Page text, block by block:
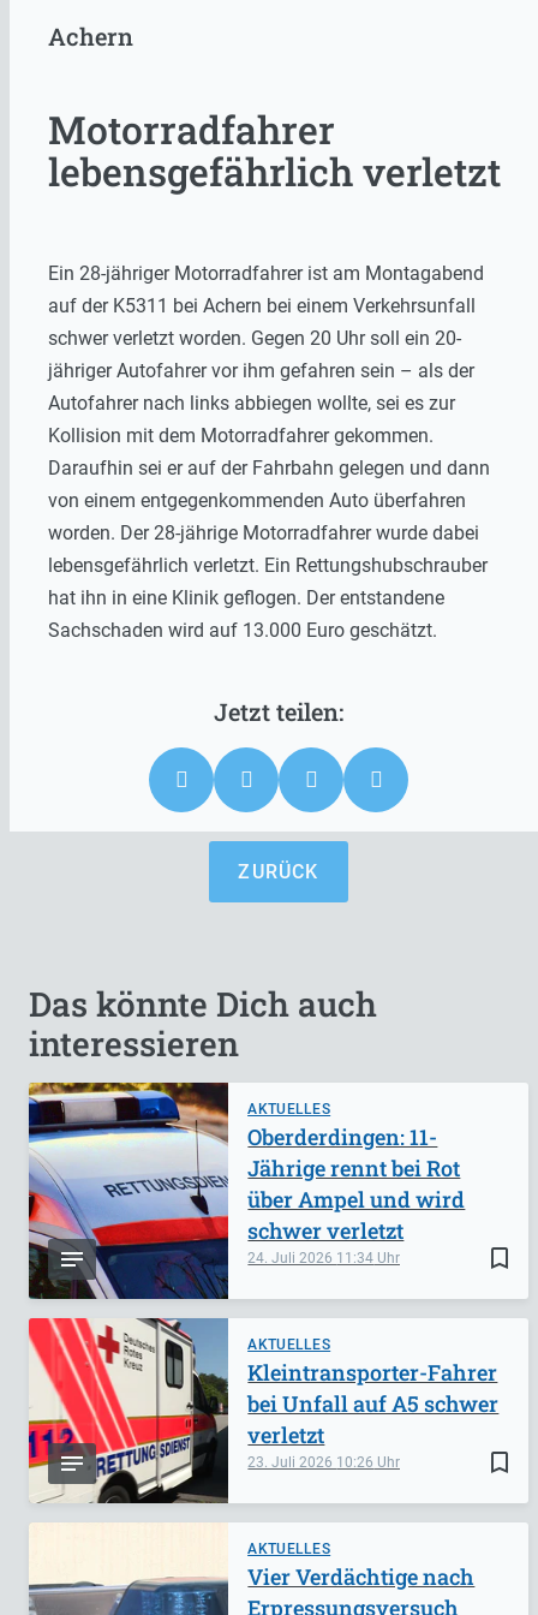
Achern
Motorradfahrer
lebensgefährlich verletzt
Ein 28-jähriger Motorradfahrer ist am Montagabend
auf der K5311 bei Achern bei einem Verkehrsunfall
schwer verletzt worden. Gegen 20 Uhr soll ein 20-
jähriger Autofahrer vor ihm gefahren sein – als der
Autofahrer nach links abbiegen wollte, sei es zur
Kollision mit dem Motorradfahrer gekommen.
Daraufhin sei er auf der Fahrbahn gelegen und dann
von einem entgegenkommenden Auto überfahren
worden. Der 28-jährige Motorradfahrer wurde dabei
lebensgefährlich verletzt. Ein Rettungshubschrauber
hat ihn in eine Klinik geflogen. Der entstandene
Sachschaden wird auf 13.000 Euro geschätzt.
ZURÜCK
Das könnte Dich auch
interessieren
AKTUELLES
bookmark_border
24. Juli 2026 11:34
Oberderdingen: 11-
Jährige rennt bei Rot
über Ampel und wird
schwer verletzt
AKTUELLES
bookmark_border
23. Juli 2026 10:26
Kleintransporter-Fahrer
bei Unfall auf A5 schwer
verletzt
AKTUELLES
Vier Verdächtige nach
Erpressungsversuch